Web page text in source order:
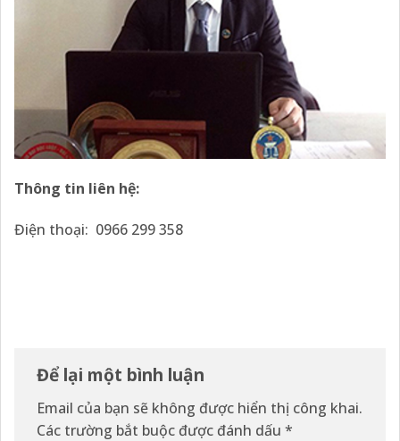
Thông tin liên hệ:
Điện thoại: 0966 299 358
Để lại một bình luận
Email của bạn sẽ không được hiển thị công khai.
Các trường bắt buộc được đánh dấu *